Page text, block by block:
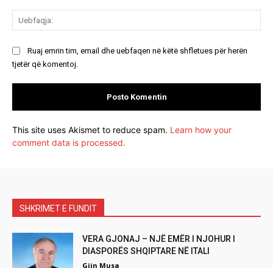
Ruaj emrin tim, email dhe uebfaqen në këtë shfletues për herën
tjetër që komentoj.
This site uses Akismet to reduce spam. Learn how your
comment data is processed.
SHKRIMET E FUNDIT
VERA GJONAJ – NJË EMËR I NJOHUR I
DIASPORËS SHQIPTARE NË ITALI
Gjin Musa